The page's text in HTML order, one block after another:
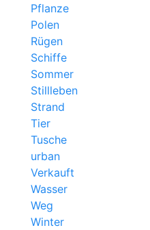
Pflanze
Polen
Rügen
Schiffe
Sommer
Stillleben
Strand
Tier
Tusche
urban
Verkauft
Wasser
Weg
Winter